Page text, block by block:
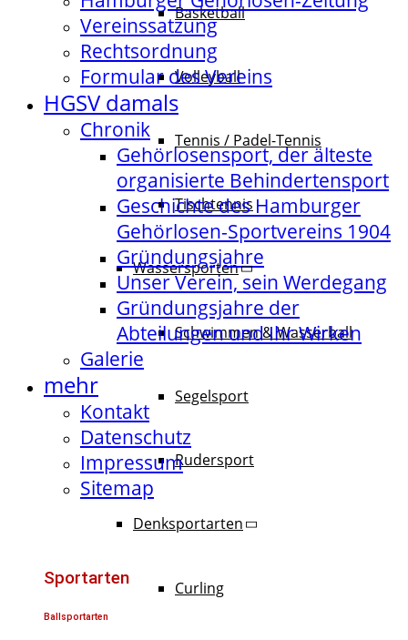
Basketball
Volleyball
Tennis / Padel-Tennis
Tischtennis
Wassersporten
Schwimmen & Wasserball
Segelsport
Rudersport
Denksportarten
Curling
Vereinssatzung
Rechtsordnung
Formular des Vereins
HGSV damals
Chronik
Gehörlosensport, der älteste
organisierte Behindertensport
Geschichte des Hamburger
Gehörlosen-Sportvereins 1904
Gründungsjahre
Unser Verein, sein Werdegang
Gründungsjahre der
Abteilungen und Ihr Wirken
Galerie
mehr
Kontakt
Datenschutz
Impressum
Sitemap
Sportarten
Ballsportarten